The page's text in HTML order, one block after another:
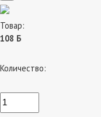
Товар:
108 Б
Количество: